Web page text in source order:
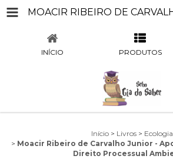
INÍCIO PRODUTOS
Início > Livros > Ecologia
> Moacir Ribeiro de Carvalho Junior -
Direito Processual